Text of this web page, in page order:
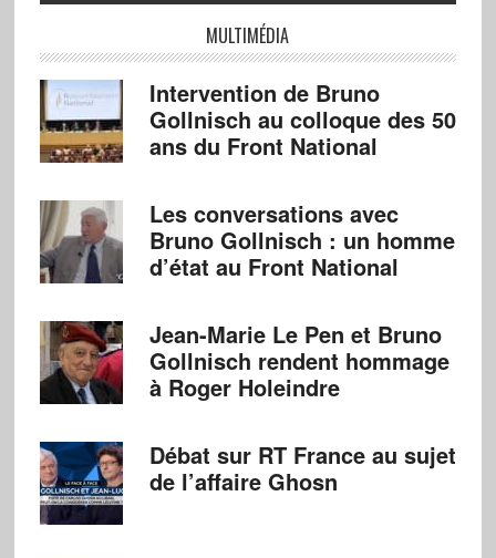
MULTIMÉDIA
Intervention de Bruno
Gollnisch au colloque des 50
ans du Front National
Les conversations avec
Bruno Gollnisch : un homme
d’état au Front National
Jean-Marie Le Pen et Bruno
Gollnisch rendent hommage
à Roger Holeindre
Débat sur RT France au sujet
de l’affaire Ghosn